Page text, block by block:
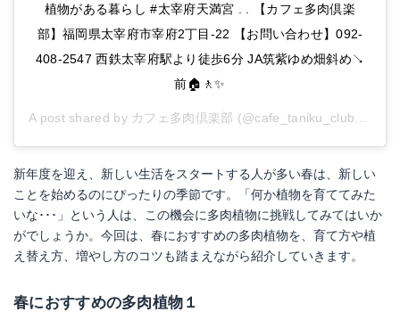
植物がある暮らし #太宰府天満宮 . . 【カフェ多肉倶楽
部】福岡県太宰府市宰府2丁目-22 【お問い合わせ】092-
408-2547 西鉄太宰府駅より徒歩6分 JA筑紫ゆめ畑斜め↘️
前🏠🚶✨
A post shared by カフェ多肉倶楽部 (@cafe_taniku_club) on
新年度を迎え、新しい生活をスタートする人が多い春は、新しい
ことを始めるのにぴったりの季節です。「何か植物を育ててみた
いな･･･」という人は、この機会に多肉植物に挑戦してみてはいか
がでしょうか。今回は、春におすすめの多肉植物を、育て方や植
え替え方、増やし方のコツも踏まえながら紹介していきます。
春におすすめの多肉植物１